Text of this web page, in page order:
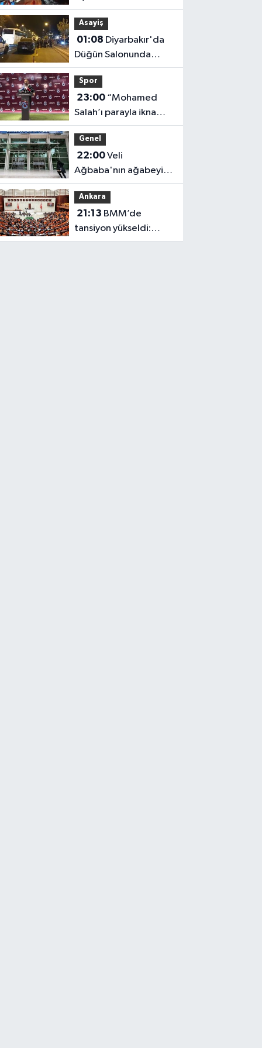
Arızası
Asayiş
01:08
Düğün Salonunda
Kavga: 5 Yaralı!
Spor
23:00
Salah’ı parayla ikna
etmedik”
Genel
22:00Veli
Ağbaba'nın ağabeyi
tutuklandı
Ankara
21:13
tansiyon yükseldi:
Fezlekeler sonrası sert